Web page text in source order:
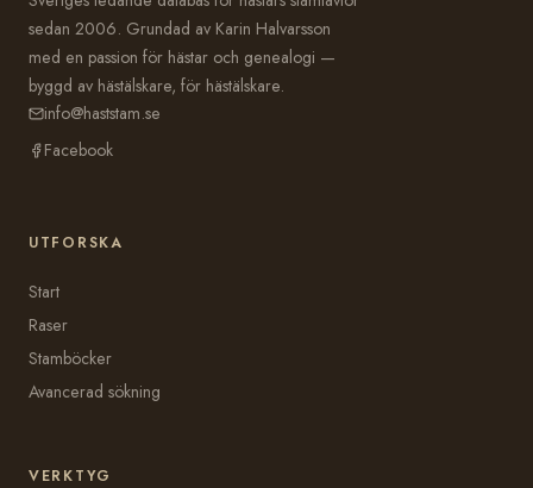
sedan 2006. Grundad av Karin Halvarsson
med en passion för hästar och genealogi —
byggd av hästälskare, för hästälskare.
info@haststam.se
Facebook
UTFORSKA
Start
Raser
Stamböcker
Avancerad sökning
VERKTYG